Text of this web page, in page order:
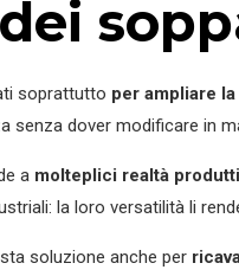
soprattutto per ampliare
senza dover modificare in
a molteplici realtà
la loro versatilità li
soluzione anche per